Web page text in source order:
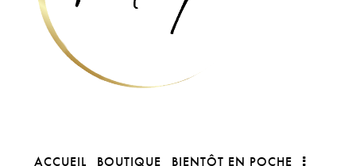
ACCUEIL BOUTIQUE BIENTÔT EN POCHE